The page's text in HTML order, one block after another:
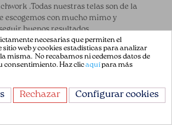
.Todas nuestras telas son de la
escogemos con mucho mimo y
buenos resultados.
necesarias que permiten el
web y cookies estadísticas para analizar
misma. No recabamos ni cedemos datos de
consentimiento. Haz clicaquípara más
Rechazar Configurar cookies